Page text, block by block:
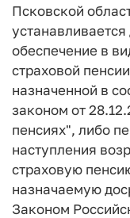
Псковской
обеспечение в
страховой
назначенной в
законом от
пенсиях", либо
наступления
страховую
назначаемую
Законом